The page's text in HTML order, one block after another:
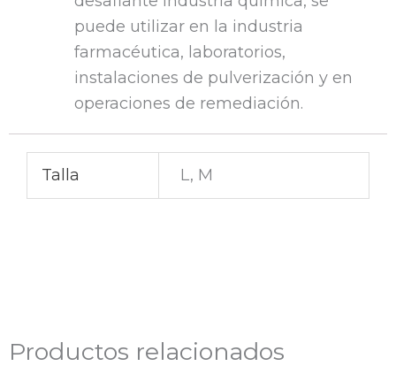
puede utilizar en la industria
farmacéutica, laboratorios,
instalaciones de pulverización y en
operaciones de remediación.
Talla L, M
Productos relacionados